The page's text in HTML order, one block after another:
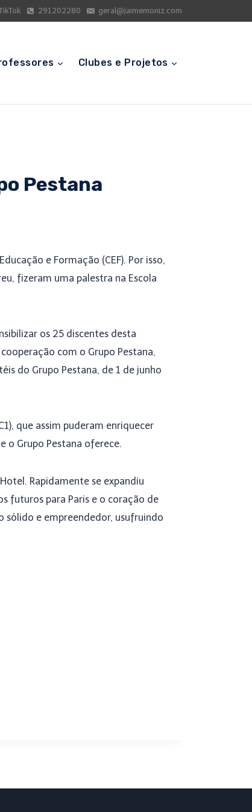
291202280 geral@jaimemoniz.com
Clubes e Projetos
Pestana
e Formação (CEF). Por isso,
fizeram uma palestra na Escola
os 25 discentes desta
com o Grupo Pestana,
do Grupo Pestana, de 1 de junho
que assim puderam enriquecer
o Grupo Pestana oferece.
Rapidamente se expandiu
futuros para Paris e o coração de
sólido e empreendedor, usufruindo